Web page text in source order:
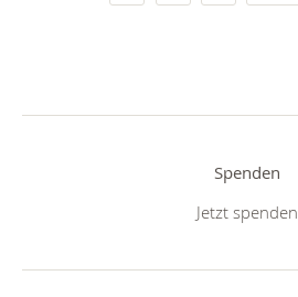
Spenden
Jetzt spenden